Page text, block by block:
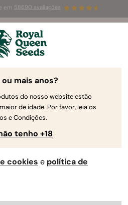
em 58690 avaliações
Sales: até 50%
⏤
da
Canábis
Híbrida F1 Automáticas
ou mais anos?
do nosso website estão
de idade. Por favor, leia os
e Condições.
tenho +18
cookies e política de